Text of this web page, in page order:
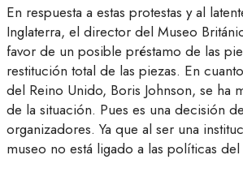
En respuesta a estas protestas y al
Inglaterra, el director del Museo
favor de un posible préstamo de las
restitución total de las piezas. En
del Reino Unido, Boris Johnson, se ha
de la situación. Pues es una decisión
organizadores. Ya que al ser una
museo no está ligado a las políticas